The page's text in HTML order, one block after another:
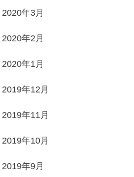
2020年3月
2020年2月
2020年1月
2019年12月
2019年11月
2019年10月
2019年9月